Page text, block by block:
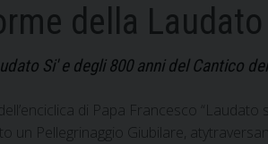
della
Si' e degli 800 anni del Cantico
di Papa Francesco “Laudato
un Pellegrinaggio Giubilare,